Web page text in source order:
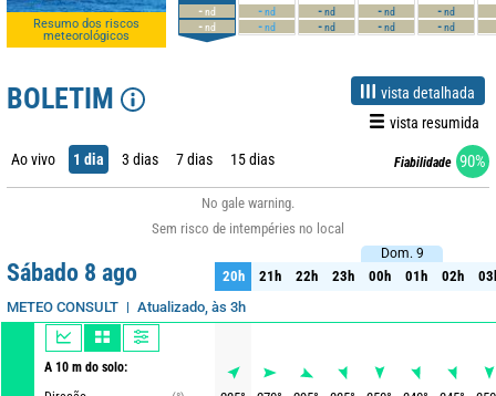
Resumo dos riscos
meteorológicos
-nd
-nd
-nd
-nd
-nd
-nd
-nd
-nd
-nd
-nd
BOLETIM
vista detalhada
vista resumida
Ao vivo 1 dia 3 dias 7 dias 15 dias Fiabilidade 90%
No gale warning.
Sem risco de intempéries no local
Sábado 8 ago
METEO CONSULT Atualizado, às 3h
A 10 m do solo:
Dom. 9
20h 21h 22h 23h 00h 01h 02h
Dom. 9
20h 21h 22h 23h 00h 01h 02h